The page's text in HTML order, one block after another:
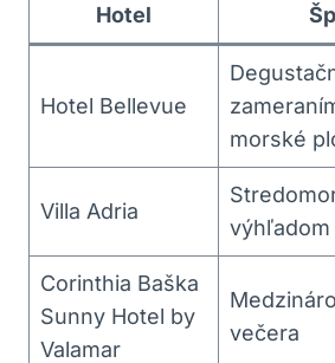
Hotel
Hotel Bellevue
morské
Villa Adria
výhľadom
Corinthia Baška
Sunny Hotel by
Valamar
večera